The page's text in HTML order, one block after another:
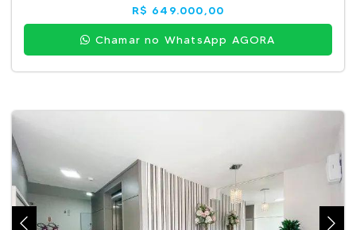
R$ 649.000,00
Chamar no WhatsApp AGORA